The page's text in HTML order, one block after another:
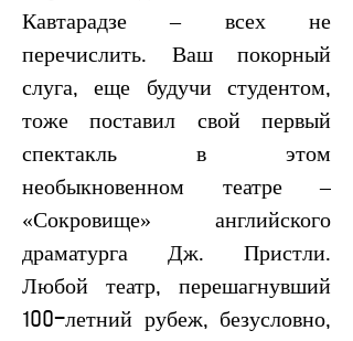
Кавтарадзе – всех не
перечислить. Ваш покорный
слуга, еще будучи студентом,
тоже поставил свой первый
спектакль в этом
необыкновенном театре –
«Сокровище» английского
драматурга Дж. Пристли.
Любой театр, перешагнувший
100-летний рубеж, безусловно,